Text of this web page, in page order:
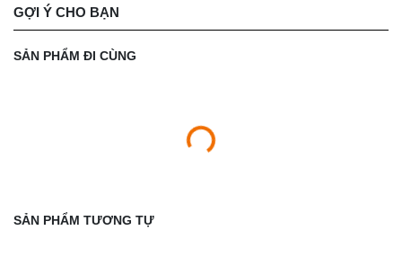
GỢI Ý CHO BẠN
SẢN PHẨM ĐI CÙNG
SẢN PHẨM TƯƠNG TỰ